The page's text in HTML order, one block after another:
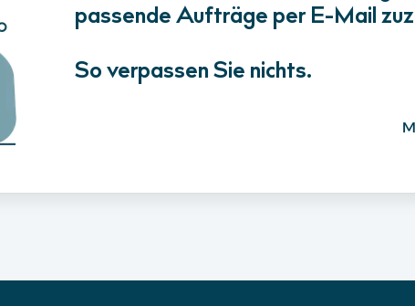
passende Aufträge per E-Mail
So verpassen Sie nichts.